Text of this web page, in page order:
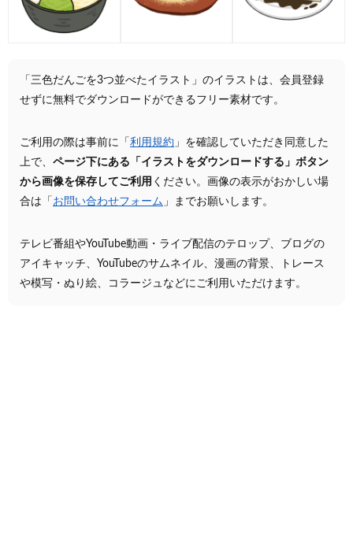
「三色だんごを3つ並べたイラスト」のイラストは、会員登録
せずに無料でダウンロードができるフリー素材です。
ご利用の際は事前に「 利用規約 」を確認していただき同意した
上で、 ページ下にある「イラストをダウンロードする」ボタン
から画像を保存してご利用 ください。画像の表示がおかしい場
合は「 お問い合わせフォーム 」までお願いします。
テレビ番組やYouTube動画・ライブ配信のテロップ、ブログの
アイキャッチ、YouTubeのサムネイル、漫画の背景、トレース
や模写・ぬり絵、コラージュなどにご利用いただけます。